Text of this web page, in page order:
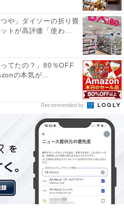
オーダーすると同イベントのオ
レゼントされる。
16日(金)、17日(土)の「クリス
カム賞」としてドリカムマス
ワルクマ」のぬいぐるみキーホ
。（100名予定、いずれかひと
)に横浜アリーナで行われる
COME TRUE 裏ドリワ
ヴレポーターも募集中（各日1
ようなライブを体感できるチ
や」ダイソーの折り畳
トが高評価「使わ...
てたの？」80％OFF
の本気が...
Recommended by